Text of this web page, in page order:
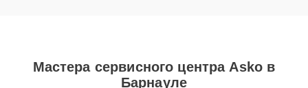
Мастера сервисного центра Asko в
Барнауле